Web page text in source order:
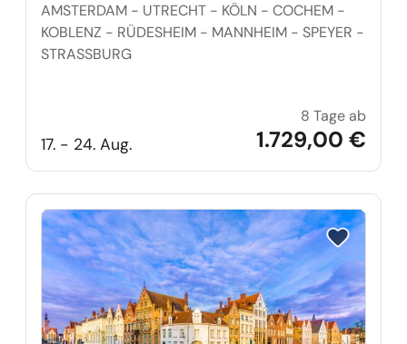
AMSTERDAM - UTRECHT - KÖLN - COCHEM -
KOBLENZ - RÜDESHEIM - MANNHEIM - SPEYER -
STRASSBURG
17. - 24. Aug.
8 Tage ab
1.729,00 €
Reise auf